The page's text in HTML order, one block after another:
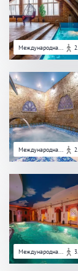
Банный
Аква-зона
Джакузи
Бассейн
Обливная
Развлечения
Бильярд
Кальян
Международна...
Международна...
Международна...